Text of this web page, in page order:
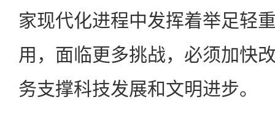
家现代化进程中发挥着举足轻
用，面临更多挑战，必须加快
务支撑科技发展和文明进步。